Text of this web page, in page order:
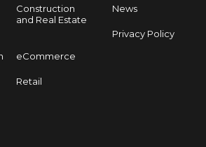
Construction
and Real Estate
eCommerce
Retail
News
Privacy Policy